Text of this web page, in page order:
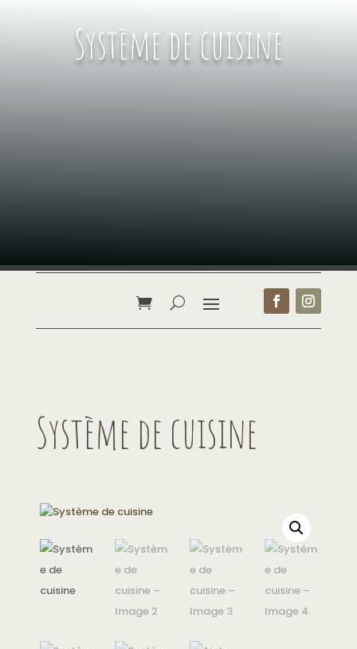
Système de cuisine
Système de cuisine